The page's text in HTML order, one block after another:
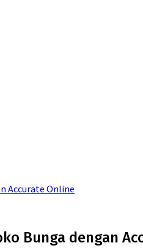
Accurate Online
Bunga dengan